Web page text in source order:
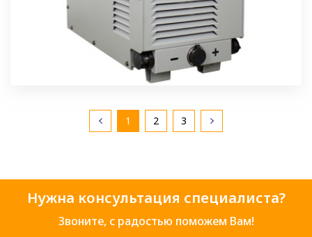
1 2 3
Нужна консультация специалиста?
Звоните, с радостью поможем Вам!